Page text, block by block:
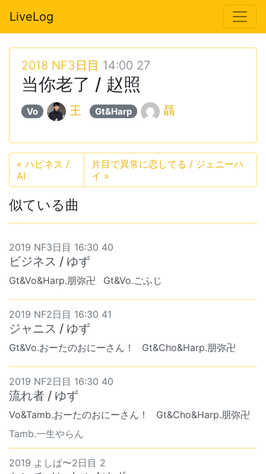
LiveLog
2018 NF3日目 14:00 27
当你老了 / 赵照
Vo 王 Gt&Harp 聶
« ハピネス /
AI
片目で異常に恋してる / ジェニーハ
イ »
似ている曲
2019 NF3日目 16:30 40
ビジネス / ゆず
Gt&Vo&Harp.朋弥卍 Gt&Vo.ごふじ
2019 NF2日目 16:30 41
ジャニス / ゆず
Gt&Vo.おーたのおにーさん！ Gt&Cho&Harp.朋弥卍
2019 NF2日目 16:30 40
流れ者 / ゆず
Vo&Tamb.おーたのおにーさん！
Gt&Cho&Harp.朋弥卍
Tamb.一生やらん
2019 よしぱ〜2日目 2